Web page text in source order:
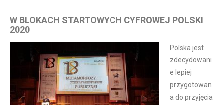
W BLOKACH STARTOWYCH CYFROWEJ POLSKI
2020
Polska jest
zdecydowani
e lepiej
przygotowan
a do przyjęcia